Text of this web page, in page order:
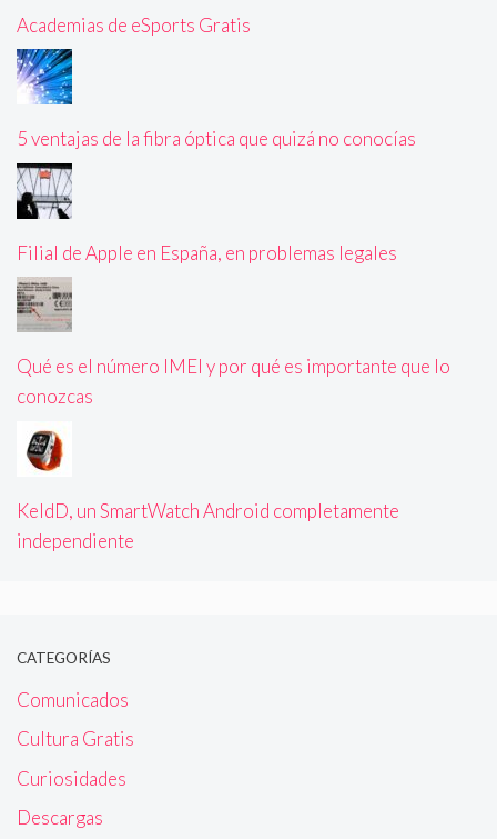
Academias de eSports Gratis
5 ventajas de la fibra óptica que quizá no conocías
Filial de Apple en España, en problemas legales
Qué es el número IMEI y por qué es importante que lo
conozcas
KeldD, un SmartWatch Android completamente
independiente
CATEGORÍAS
Comunicados
Cultura Gratis
Curiosidades
Descargas